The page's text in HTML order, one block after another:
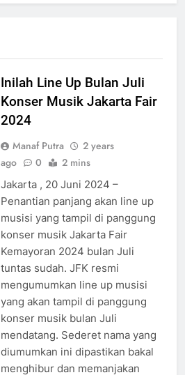
Inilah Line Up Bulan Juli
Konser Musik Jakarta Fair
2024
Manaf Putra
2 years
ago
0 2 mins
Jakarta , 20 Juni 2024 –
Penantian panjang akan line up
musisi yang tampil di panggung
konser musik Jakarta Fair
Kemayoran 2024 bulan Juli
tuntas sudah. JFK resmi
mengumumkan line up musisi
yang akan tampil di panggung
konser musik bulan Juli
mendatang. Sederet nama yang
diumumkan ini dipastikan bakal
menghibur dan memanjakan